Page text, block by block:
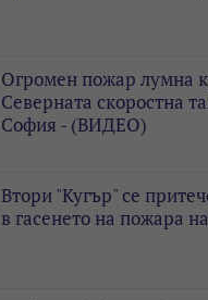
Огромен пожар лумна
Северната скоростна
София - (ВИДЕО)
Втори "Кугър" се
в гасенето на пожара